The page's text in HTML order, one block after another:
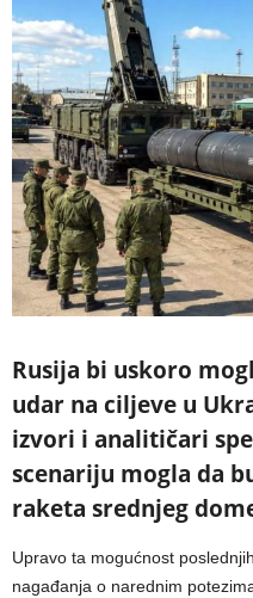
Rusija bi uskoro
udar na ciljeve u
izvori i analitičari
scenariju mogla da
raketa srednjeg
Upravo ta mogućnost
nagađanja o narednim